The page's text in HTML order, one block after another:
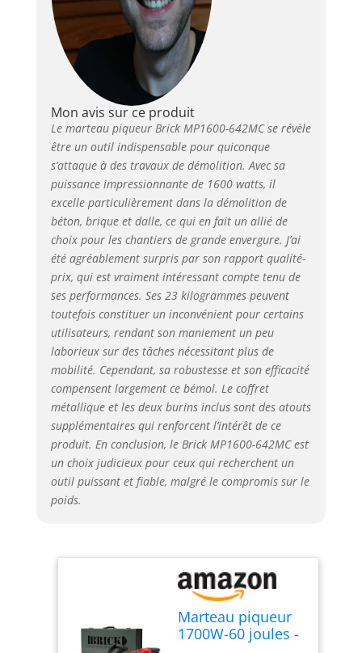
Mon avis sur ce produit
Le marteau piqueur Brick MP1600-642MC se révèle
être un outil indispensable pour quiconque
s’attaque à des travaux de démolition. Avec sa
puissance impressionnante de 1600 watts, il
excelle particulièrement dans la démolition de
béton, brique et dalle, ce qui en fait un allié de
choix pour les chantiers de grande envergure. J’ai
été agréablement surpris par son rapport qualité-
prix, qui est vraiment intéressant compte tenu de
ses performances. Ses 23 kilogrammes peuvent
toutefois constituer un inconvénient pour certains
utilisateurs, rendant son maniement un peu
laborieux sur des tâches nécessitant plus de
mobilité. Cependant, sa robustesse et son efficacité
compensent largement ce bémol. Le coffret
métallique et les deux burins inclus sont des atouts
supplémentaires qui renforcent l’intérêt de ce
produit. En conclusion, le Brick MP1600-642MC est
un choix judicieux pour ceux qui recherchent un
outil puissant et fiable, malgré le compromis sur le
poids.
Marteau piqueur
1700W-60 joules -